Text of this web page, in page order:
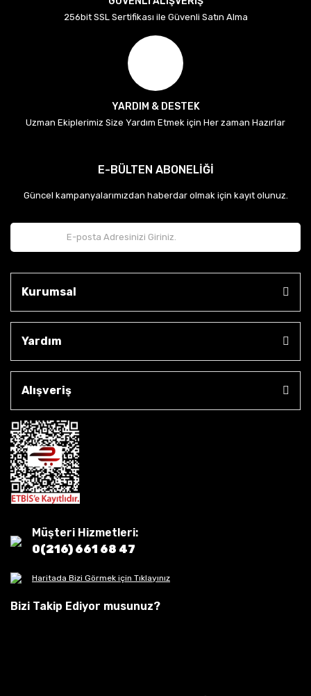
256bit SSL Sertifikası ile Güvenli Satın Alma
YARDIM & DESTEK
Uzman Ekiplerimiz Size Yardım Etmek için Her zaman Hazırlar
E-BÜLTEN ABONELİĞİ
Güncel kampanyalarımızdan haberdar olmak için kayıt olunuz.
Kurumsal
Yardım
Alışveriş
Müşteri Hizmetleri:
0(216) 661 68 47
Haritada Bizi Görmek için Tıklayınız
Bizi Takip Ediyor musunuz?